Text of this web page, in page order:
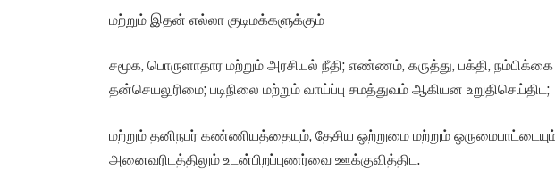
மற்றும் இதன் எல்லா குடிமக்களுக்கும்
சமூக, பொருளாதார மற்றும் அரசியல் நீதி; எண்ணம், கருத்து, பக்தி, நம்பிக்கை
தன்செயலுரிமை; படிநிலை மற்றும் வாய்ப்பு சமத்துவம் ஆகியன உறுதிசெய்திட;
மற்றும் தனிநபர் கண்ணியத்தையும், தேசிய ஒற்றுமை மற்றும் ஒருமைபாட்டையும்
அனைவரிடத்திலும் உடன்பிறப்புணர்வை ஊக்குவித்திட.